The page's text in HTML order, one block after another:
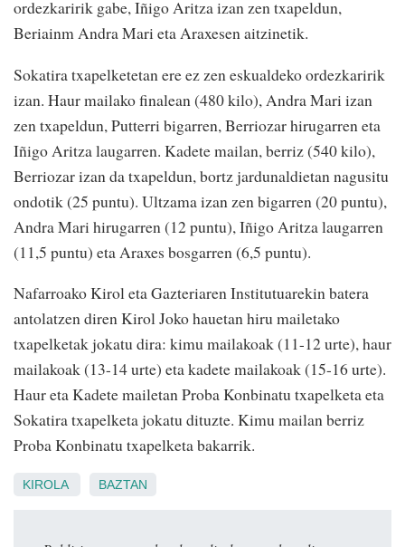
ordezkaririk gabe, Iñigo Aritza izan zen txapeldun,
Beriainm Andra Mari eta Araxesen aitzinetik.
Sokatira txapelketetan ere ez zen eskualdeko ordezkaririk
izan. Haur mailako finalean (480 kilo), Andra Mari izan
zen txapeldun, Putterri bigarren, Berriozar hirugarren eta
Iñigo Aritza laugarren. Kadete mailan, berriz (540 kilo),
Berriozar izan da txapeldun, bortz jardunaldietan nagusitu
ondotik (25 puntu). Ultzama izan zen bigarren (20 puntu),
Andra Mari hirugarren (12 puntu), Iñigo Aritza laugarren
(11,5 puntu) eta Araxes bosgarren (6,5 puntu).
Nafarroako Kirol eta Gazteriaren Institutuarekin batera
antolatzen diren Kirol Joko hauetan hiru mailetako
txapelketak jokatu dira: kimu mailakoak (11-12 urte), haur
mailakoak (13-14 urte) eta kadete mailakoak (15-16 urte).
Haur eta Kadete mailetan Proba Konbinatu txapelketa eta
Sokatira txapelketa jokatu dituzte. Kimu mailan berriz
Proba Konbinatu txapelketa bakarrik.
KIROLA BAZTAN